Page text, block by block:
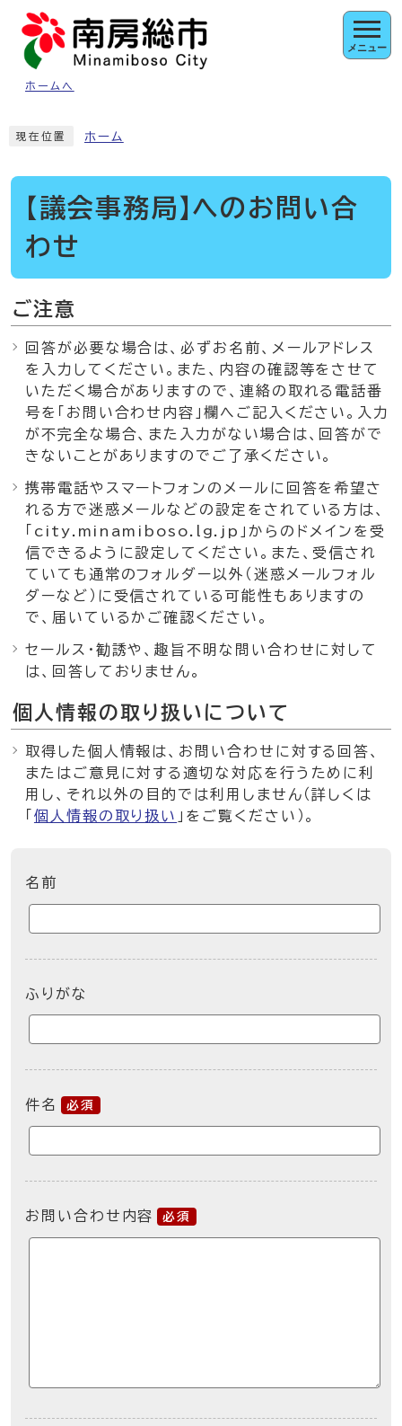
ページの先頭です
ホームへ
メニュー
現在位置 ホーム
【議会事務局】へのお問い合
わせ
ご注意
回答が必要な場合は、必ずお名前、メールアドレス
を入力してください。また、内容の確認等をさせて
いただく場合がありますので、連絡の取れる電話番
号を「お問い合わせ内容」欄へご記入ください。入力
が不完全な場合、また入力がない場合は、回答がで
きないことがありますのでご了承ください。
携帯電話やスマートフォンのメールに回答を希望さ
れる方で迷惑メールなどの設定をされている方は、
「city.minamiboso.lg.jp」からのドメインを受
信できるように設定してください。また、受信され
ていても通常のフォルダー以外（迷惑メールフォル
ダーなど）に受信されている可能性もありますの
で、届いているかご確認ください。
セールス・勧誘や、趣旨不明な問い合わせに対して
は、回答しておりません。
個人情報の取り扱いについて
取得した個人情報は、お問い合わせに対する回答、
またはご意見に対する適切な対応を行うために利
用し、それ以外の目的では利用しません（詳しくは
個人情報の取り扱い 」をご覧ください）。
名前
ふりがな
件名 必須
お問い合わせ内容 必須